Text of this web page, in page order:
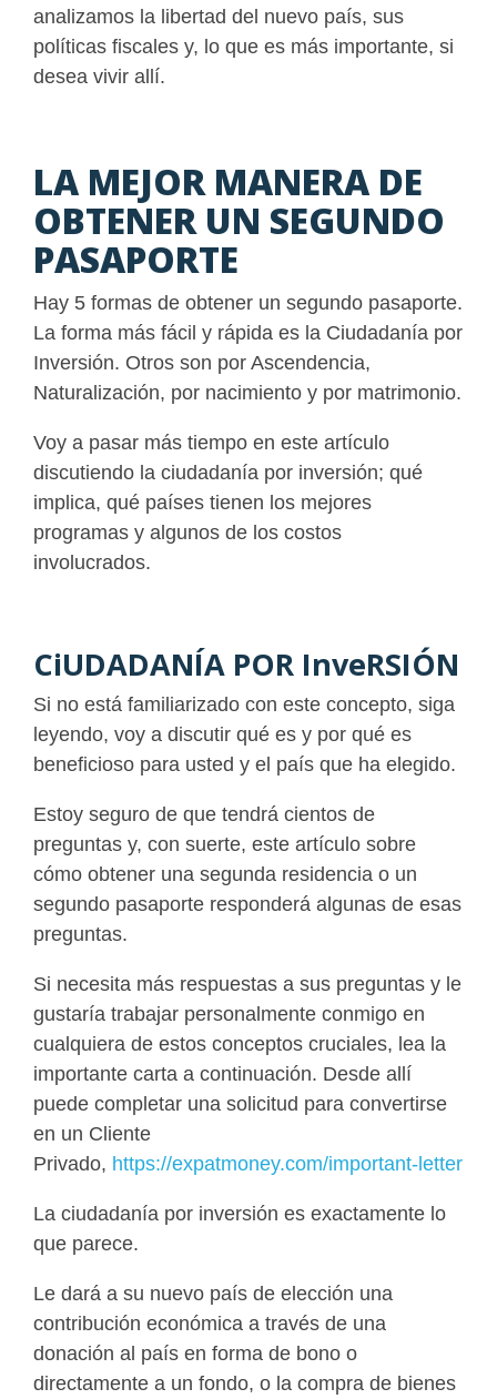
analizamos la libertad del nuevo país, sus
políticas fiscales y, lo que es más importante, si
desea vivir allí.
LA MEJOR MANERA DE
OBTENER UN SEGUNDO
PASAPORTE
Hay 5 formas de obtener un segundo pasaporte.
La forma más fácil y rápida es la Ciudadanía por
Inversión. Otros son por Ascendencia,
Naturalización, por nacimiento y por matrimonio.
Voy a pasar más tiempo en este artículo
discutiendo la ciudadanía por inversión; qué
implica, qué países tienen los mejores
programas y algunos de los costos
involucrados.
CiUDADANÍA POR InveRSIÓN
Si no está familiarizado con este concepto, siga
leyendo, voy a discutir qué es y por qué es
beneficioso para usted y el país que ha elegido.
Estoy seguro de que tendrá cientos de
preguntas y, con suerte, este artículo sobre
cómo obtener una segunda residencia o un
segundo pasaporte responderá algunas de esas
preguntas.
Si necesita más respuestas a sus preguntas y le
gustaría trabajar personalmente conmigo en
cualquiera de estos conceptos cruciales, lea la
importante carta a continuación. Desde allí
puede completar una solicitud para convertirse
en un Cliente
Privado, https://expatmoney.com/important-letter
La ciudadanía por inversión es exactamente lo
que parece.
Le dará a su nuevo país de elección una
contribución económica a través de una
donación al país en forma de bono o
directamente a un fondo, o la compra de bienes